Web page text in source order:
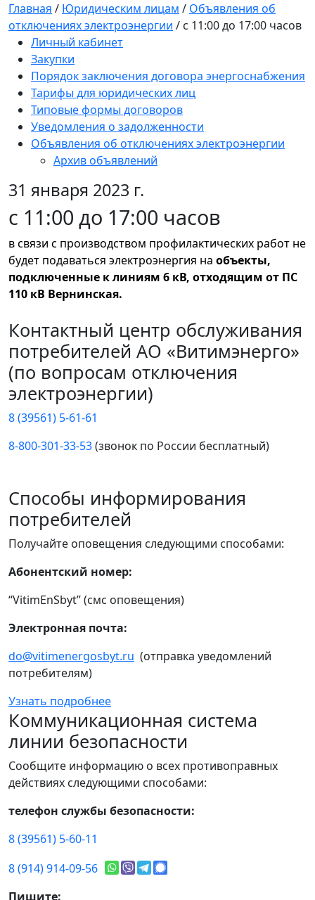
Главная / Юридическим лицам / Объявления об
отключениях электроэнергии / с 11:00 до 17:00 часов
Личный кабинет
Закупки
Порядок заключения договора энергоснабжения
Тарифы для юридических лиц
Типовые формы договоров
Уведомления о задолженности
Объявления об отключениях электроэнергии
Архив объявлений
31 января 2023 г.
с 11:00 до 17:00 часов
в связи с производством профилактических работ не
будет подаваться электроэнергия на объекты,
подключенные к линиям 6 кВ, отходящим от ПС
110 кВ Вернинская.
Контактный центр обслуживания
потребителей АО «Витимэнерго»
(по вопросам отключения
электроэнергии)
8 (39561) 5-61-61
8-800-301-33-53(звонок по России бесплатный)
Способы информирования
потребителей
Получайте оповещения следующими способами:
Абонентский номер:
“VitimEnSbyt” (смс оповещения)
Электронная почта:
do@vitimenergosbyt.ru (отправка уведомлений
потребителям)
Узнать подробнее
Коммуникационная система
линии безопасности
Сообщите информацию о всех противоправных
действиях следующими способами:
телефон службы безопасности:
8 (39561) 5-60-11
8 (914) 914-09-56
Пишите: